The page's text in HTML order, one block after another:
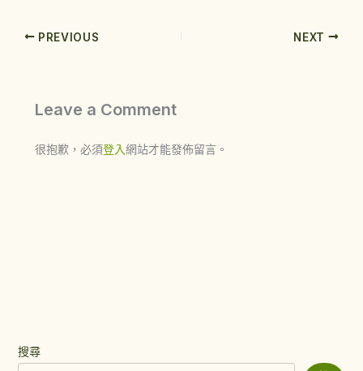
PREVIOUS NEXT
Leave a Comment
很抱歉，必須登入網站才能發佈留言。
搜尋